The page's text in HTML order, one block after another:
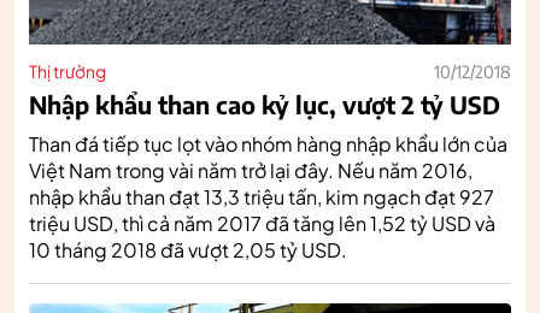
Thị trường 10/12/2018
Nhập khẩu than cao kỷ lục, vượt 2 tỷ USD
Than đá tiếp tục lọt vào nhóm hàng nhập khẩu lớn của
Việt Nam trong vài năm trở lại đây. Nếu năm 2016,
nhập khẩu than đạt 13,3 triệu tấn, kim ngạch đạt 927
triệu USD, thì cả năm 2017 đã tăng lên 1,52 tỷ USD và
10 tháng 2018 đã vượt 2,05 tỷ USD.